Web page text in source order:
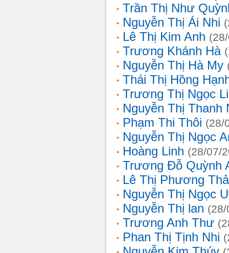
Trần Thị Như
Nguyễn Thị Ái Nhi
Lê Thị Kim Anh
Trương Khánh Hà
Nguyễn Thị Hà My
Thái Thị Hồng
Trương Thị Ngọc
Nguyễn Thị Thanh
Phạm Thi Thôi (28/
Nguyễn Thị Ngọc
Hoàng Linh (28/07/
Trương Đỗ Quỳnh
Lê Thị Phương
Nguyễn Thị Ngọc
Nguyễn Thị lan
Trương Anh Thư
Phan Thị Tịnh Nhi